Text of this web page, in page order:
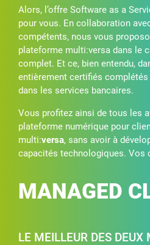
Alors, l’offre Software as a
pour vous. En collaboration
compétents, nous vous
plateforme multi:versa dans le
complet. Et ce, bien entendu,
entièrement certifiés
dans les services bancaires.
Vous profitez ainsi de tous les
plateforme numérique pour
multi:versa, sans avoir à
capacités technologiques. Vos
MANAGED
LE MEILLEUR DES DEUX